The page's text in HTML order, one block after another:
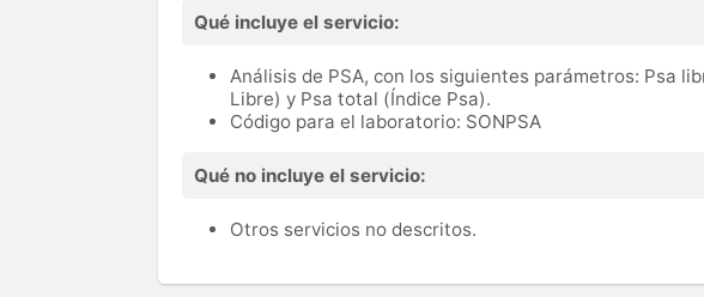
Qué incluye el servicio:
Análisis de PSA, con los siguientes parámetros: Psa
Libre) y Psa total (Índice Psa).
Código para el laboratorio: SONPSA
Qué no incluye el servicio:
Otros servicios no descritos.